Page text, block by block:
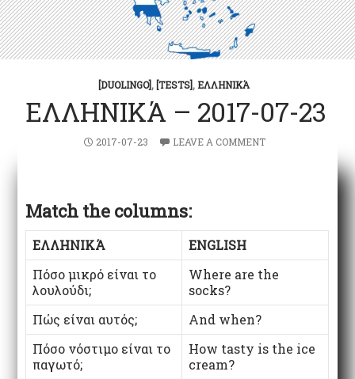
[DUOLINGO], [TESTS],ΕΛΛΗΝΙΚΆ
ΕΛΛΗΝΙΚΆ – 2017-07-23
2017-07-23 LEAVE A COMMENT
Match the columns:
ΕΛΛΗΝΙΚΆ
ENGLISH
Πόσο μικρό είναι το
λουλούδι;
Where are the
socks?
Πώς είναι αυτός;
And when?
Πόσο νόστιμο είναι το
παγωτό;
How tasty is the ice
cream?